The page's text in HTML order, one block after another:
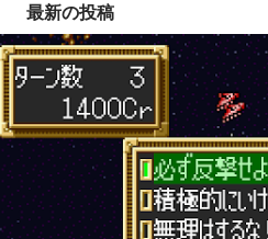
最新の投稿